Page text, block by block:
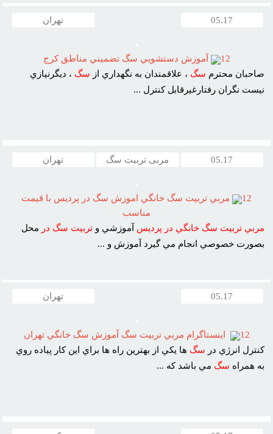
05.17 تهران
12
آموزش دستشويي سگ تضميني مناطق کرج
صاحبان محترم سگ ، علاقمندان به نگهداري از سگ ، ديگرنيازي
نيست نگران رفتارغيرقابل کنترل ...
05.17 مربی تربیت سگ تهران
12
مربي تربيت سگ خانگي اموزش سگ در پرديس با قيمت
مناسب
مربي تربيت سگ خانگي در پرديس آموزشي وتربيت سگ در محل
بصورت خصوصي انجام مي گيرد آموزش و ...
05.17 تهران
12
اينستاگرام مربي تربيت سگ آموزش سگ خانگي تهران
کنترل انرژي در سگ ها يکي از بهترين راه ها براي اين کار پياده روي
به همراه سگ مي باشد که ...